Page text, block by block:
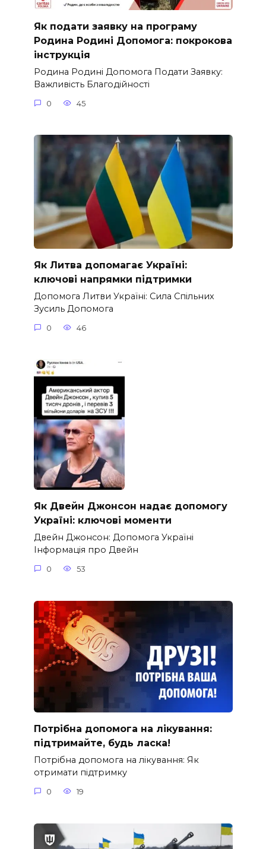
Як подати заявку на програму
Родина Родині Допомога: покрокова
інструкція
Родина Родині Допомога Подати Заявку:
Важливість Благодійності
0 45
Як Литва допомагає Україні:
ключові напрямки підтримки
Допомога Литви Україні: Сила Спільних
Зусиль Допомога
0 46
Як Двейн Джонсон надає допомогу
Україні: ключові моменти
Двейн Джонсон: Допомога Україні
Інформація про Двейн
0 53
Потрібна допомога на лікування:
підтримайте, будь ласка!
Потрібна допомога на лікування: Як
отримати підтримку
0 19